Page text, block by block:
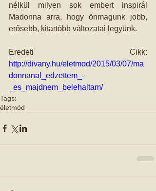
nélkül milyen sok embert inspirál
Madonna arra, hogy önmagunk jobb,
erősebb, kitartóbb változatai legyünk.
http://divany.hu/eletmod/2015/03/07/ma
donnanal_edzettem_-
_es_majdnem_belehaltam/
Tags:
életmód